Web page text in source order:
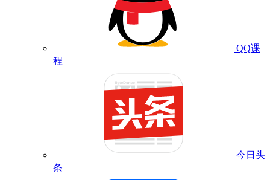
QQ课
程
今日头
条